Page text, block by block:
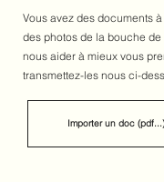
Vous avez des documents
des photos de la bouche
nous aider à mieux vous
transmettez-les nous ci-
Importer un doc